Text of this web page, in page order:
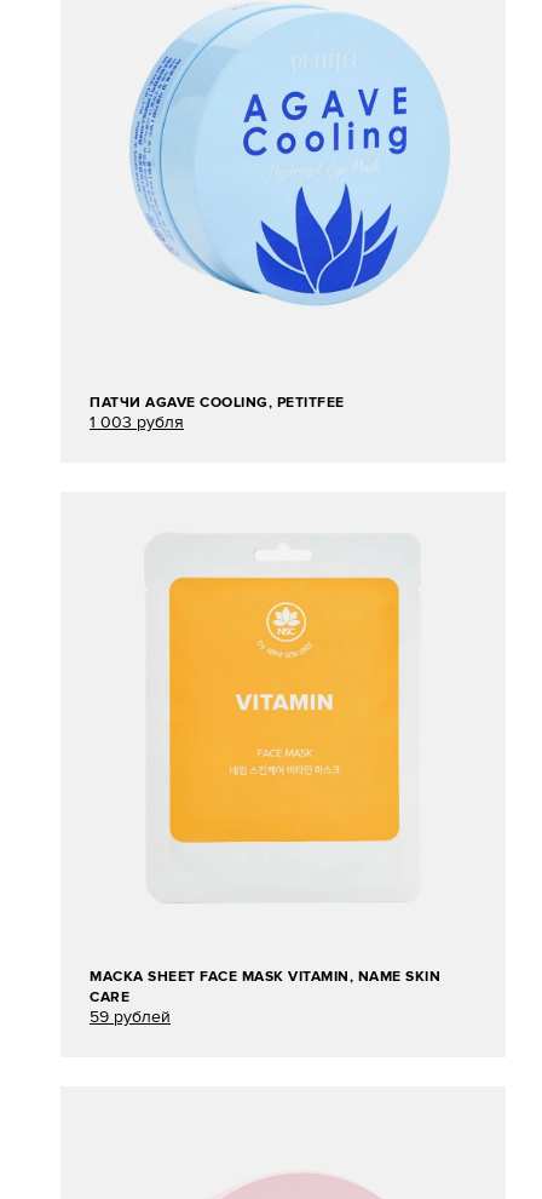
ПАТЧИ AGAVE COOLING, PETITFEE
1 003 рубля
МАСКА SHEET FACE MASK VITAMIN, NAME SKIN
CARE
59 рублей